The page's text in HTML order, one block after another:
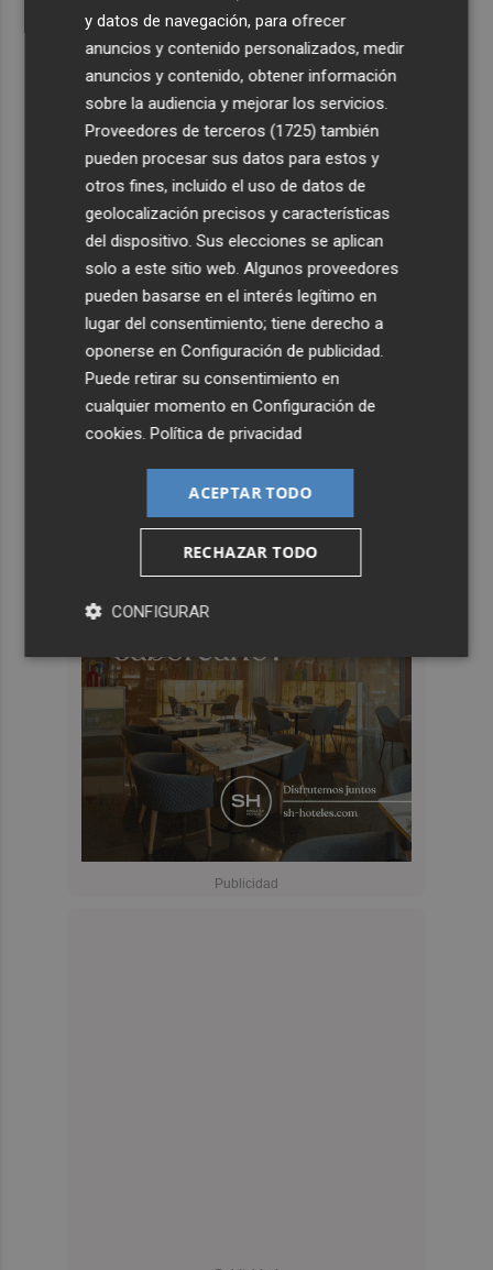
y datos de navegación, para ofrecer
anuncios y contenido personalizados, medir
anuncios y contenido, obtener información
sobre la audiencia y mejorar los servicios.
Proveedores de terceros (1725) también
pueden procesar sus datos para estos y
otros fines, incluido el uso de datos de
geolocalización precisos y características
del dispositivo. Sus elecciones se aplican
solo a este sitio web. Algunos proveedores
pueden basarse en el interés legítimo en
lugar del consentimiento; tiene derecho a
oponerse enConfiguración de publicidad
Puede retirar su consentimiento en
cualquier momento enConfiguración de
cookies .Política de privacidad
ACEPTAR TODO
RECHAZAR TODO
CONFIGURAR